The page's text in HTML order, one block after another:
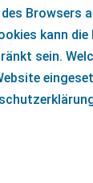
Browsers
kann
sein.